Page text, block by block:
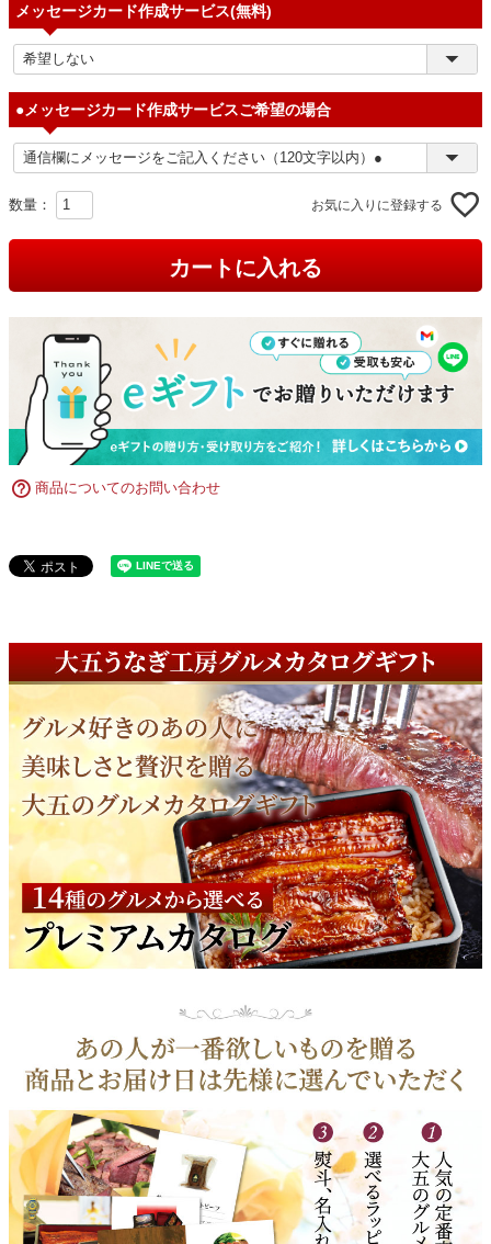
メッセージカード作成サービス(無料)
●メッセージカード作成サービスご希望の場合
お気に入りに登録する
カートに入れる
商品についてのお問い合わせ